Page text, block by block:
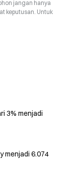
jangan hanya
keputusan. Untuk
3% menjadi
menjadi 6.074